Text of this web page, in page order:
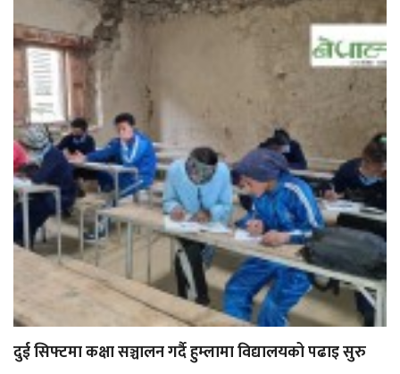
दुई सिफ्टमा कक्षा सञ्चालन गर्दै हुम्लामा विद्यालयको पढाइ सुरु